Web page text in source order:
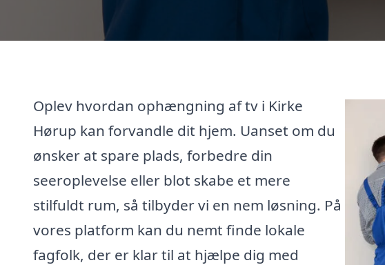
Oplev hvordan ophængning af tv i Kirke
Hørup kan forvandle dit hjem. Uanset om du
ønsker at spare plads, forbedre din
seeroplevelse eller blot skabe et mere
stilfuldt rum, så tilbyder vi en nem løsning. På
vores platform kan du nemt finde lokale
fagfolk, der er klar til at hjælpe dig med